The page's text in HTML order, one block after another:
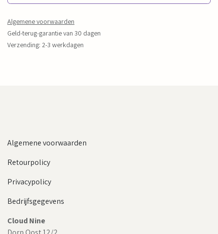
Algemene voorwaarden
Geld-terug-garantie van 30 dagen
Verzending: 2-3 werkdagen
Algemene voorwaarden
Retourpolicy
Privacypolicy
Bedrijfsgegevens
Cloud Nine